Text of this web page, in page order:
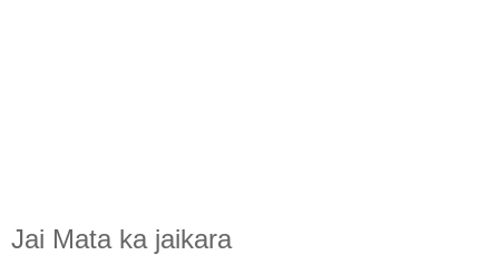
Jai Mata ka jaikara